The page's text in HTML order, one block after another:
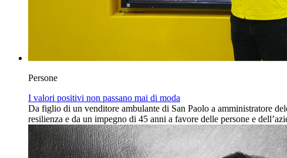
Persone
I valori positivi non passano mai di moda
Da figlio di un venditore ambulante di San Paolo a amministratore
resilienza e da un impegno di 45 anni a favore delle persone e